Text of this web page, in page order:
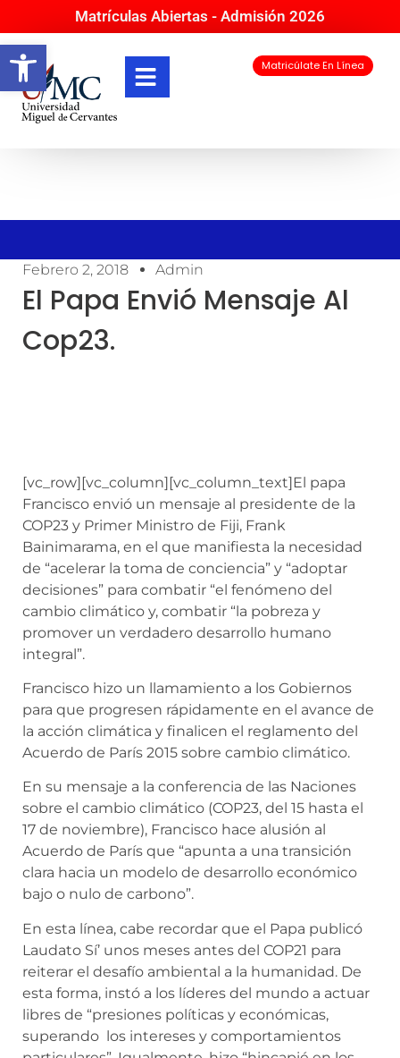
Abrir barra de herramientas
Matrículas Abiertas - Admisión 2026
Matricúlate En Línea
Febrero 2, 2018 Admin
El Papa Envió Mensaje Al
Cop23.
[vc_row][vc_column][vc_column_text]El papa
Francisco envió un mensaje al presidente de la
COP23 y Primer Ministro de Fiji, Frank
Bainimarama, en el que manifiesta la necesidad
de “acelerar la toma de conciencia” y “adoptar
decisiones” para combatir “el fenómeno del
cambio climático y, combatir “la pobreza y
promover un verdadero desarrollo humano
integral”.
Francisco hizo un llamamiento a los Gobiernos
para que progresen rápidamente en el avance de
la acción climática y finalicen el reglamento del
Acuerdo de París 2015 sobre cambio climático.
En su mensaje a la conferencia de las Naciones
sobre el cambio climático (COP23, del 15 hasta el
17 de noviembre), Francisco hace alusión al
Acuerdo de París que “apunta a una transición
clara hacia un modelo de desarrollo económico
bajo o nulo de carbono”.
En esta línea, cabe recordar que el Papa publicó
Laudato Sí’ unos meses antes del COP21 para
reiterar el desafío ambiental a la humanidad. De
esta forma, instó a los líderes del mundo a actuar
libres de “presiones políticas y económicas,
superando los intereses y comportamientos